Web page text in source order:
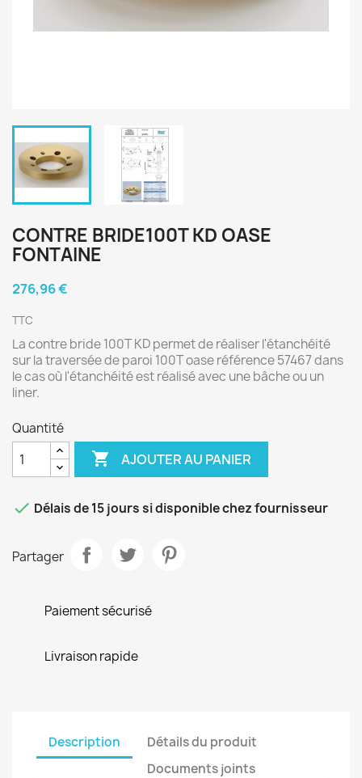
CONTRE BRIDE100T KD OASE
FONTAINE
276,96 €
TTC
La contre bride 100T KD permet de réaliser l'étanchéité
sur la traversée de paroi 100T oase référence 57467 dans
le cas où l'étanchéité est réalisé avec une bâche ou un
liner.
Quantité
 AJOUTER AU PANIER
 Délais de 15 jours si disponible chez fournisseur
Partager
Paiement sécurisé
Livraison rapide
Description
Détails du produit
Documents joints